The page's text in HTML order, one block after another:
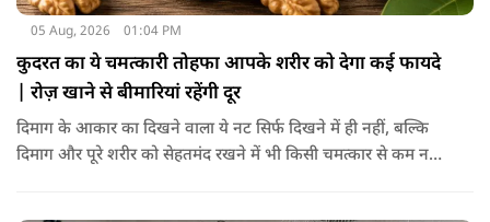
05 Aug, 2026 01:04 PM
कुदरत का ये चमत्कारी तोहफा आपके शरीर को देगा कई फायदे
| रोज़ खाने से बीमारियां रहेंगी दूर
दिमाग के आकार का दिखने वाला ये नट सिर्फ दिखने में ही नहीं, बल्कि
दिमाग और पूरे शरीर को सेहतमंद रखने में भी किसी चमत्कार से कम नहीं